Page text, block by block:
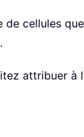
de cellules
attribuer à